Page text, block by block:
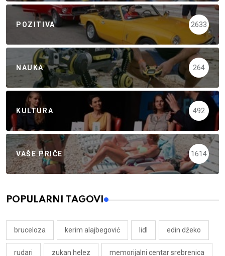
POZITIVA 2633
NAUKA 264
KULTURA 492
VAŠE PRIČE 1614
POPULARNI TAGOVI
bruceloza kerim alajbegović lidl edin džeko
rudari zukan helez memorijalni centar srebrenica